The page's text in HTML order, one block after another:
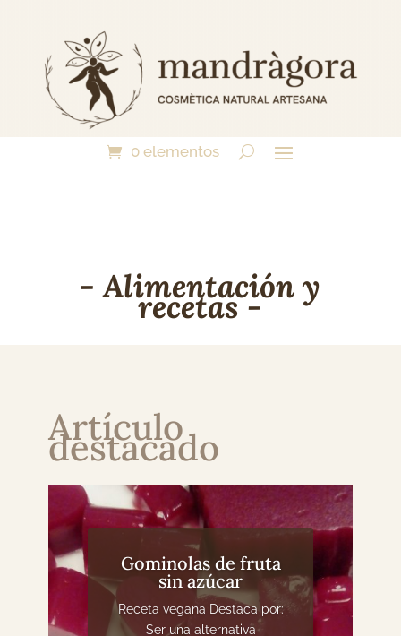
0 elementos
- Alimentación y
recetas -
Artículo
destacado
Gominolas de fruta
sin azúcar
Receta vegana Destaca por:
Ser una alternativa